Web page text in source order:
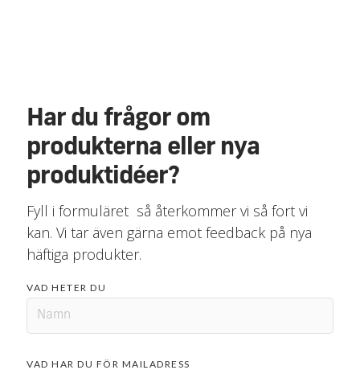
Har du frågor om
produkterna eller nya
produktidéer?
Fyll i formuläret så återkommer vi så fort vi
kan. Vi tar även gärna emot feedback på nya
häftiga produkter.
VAD HETER DU
VAD HAR DU FÖR MAILADRESS